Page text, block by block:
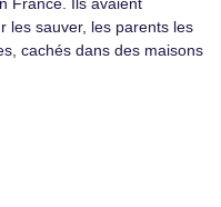
France. Ils avaient
les sauver, les parents les
cachés dans des maisons